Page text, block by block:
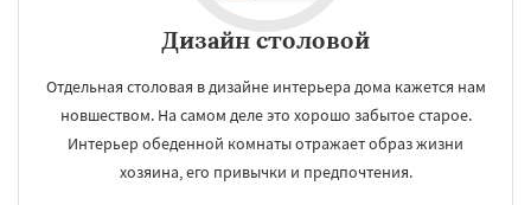
Дизайн cтоловой
Отдельная столовая в дизайне интерьера дома кажется нам
новшеством. На самом деле это хорошо забытое старое.
Интерьер обеденной комнаты отражает образ жизни
хозяина, его привычки и предпочтения.